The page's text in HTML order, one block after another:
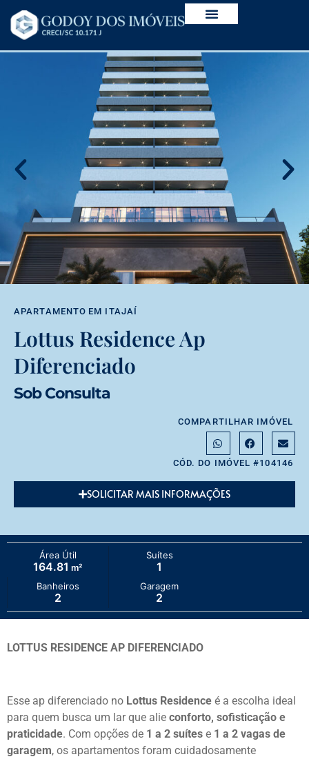
APARTAMENTO EM ITAJAÍ
Lottus Residence Ap
Diferenciado
Sob Consulta
COMPARTILHAR IMÓVEL
CÓD. DO IMÓVEL #104146
SOLICITAR MAIS INFORMAÇÕES
Área Útil
164.81 m²
Suítes
1
Banheiros
2
Garagem
2
LOTTUS RESIDENCE AP DIFERENCIADO
Esse ap diferenciado no Lottus Residence é a escolha ideal
para quem busca um lar que alie conforto, sofisticação e
praticidade. Com opções de 1 a 2 suítes e 1 a 2 vagas de
garagem, os apartamentos foram cuidadosamente